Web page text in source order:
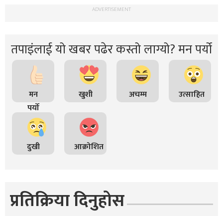
ADVERTISEMENT
तपाइंलाई यो खबर पढेर कस्तो लाग्यो? मन पर्यो
मन
पर्यो
खुशी अचम्म उत्साहित
दुखी आक्रोशित
प्रतिक्रिया दिनुहोस